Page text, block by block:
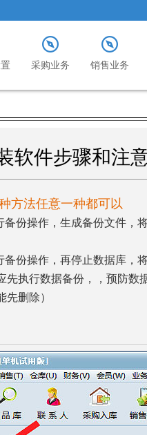
采购业务 销售业务
软件步骤和注
方法任意一种都可以
备份操作，生成备份文件，
备份操作，再停止数据库
先执行数据备份，，预防
删除）